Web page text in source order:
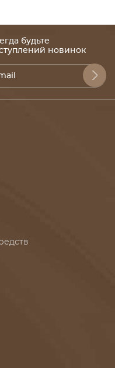
будьте
новинок